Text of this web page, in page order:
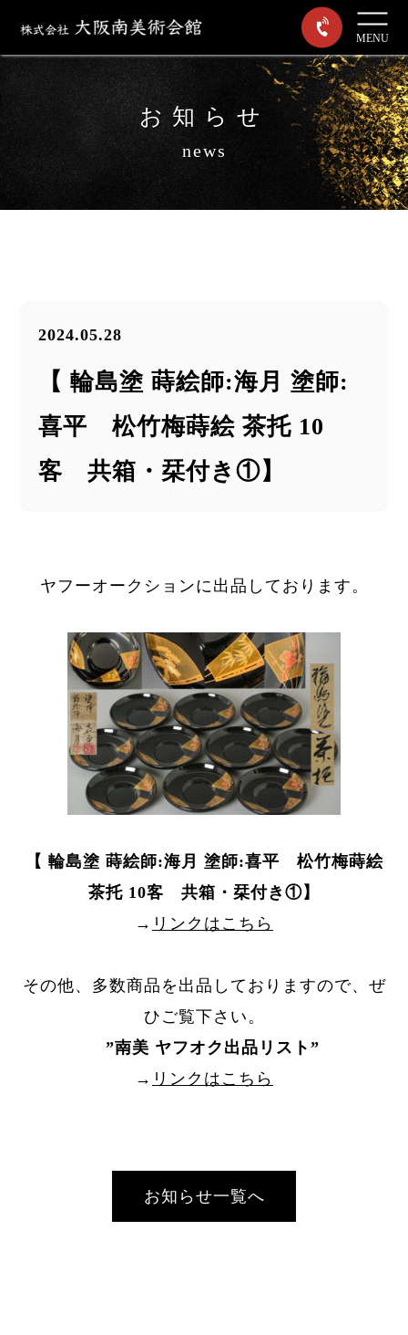
MENU
お知らせ
news
2024.05.28
【 輪島塗 蒔絵師:海月 塗師:
喜平 松竹梅蒔絵 茶托 10
客 共箱・栞付き①】
ヤフーオークションに出品しております。
【 輪島塗 蒔絵師:海月 塗師:喜平 松竹梅蒔絵
茶托 10客 共箱・栞付き①】
→ リンクはこちら
その他、多数商品を出品しておりますので、ぜ
ひご覧下さい。
”南美 ヤフオク出品リスト ”
→ リンクはこちら
お知らせ一覧へ